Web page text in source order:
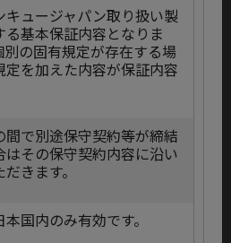
キュージャパン取り扱い製
る基本保証内容となりま
の固有規定が存在する場
定を加えた内容が保証内容
間で別途保守契約等が締結
はその保守契約内容に沿い
きます。
国内のみ有効です。